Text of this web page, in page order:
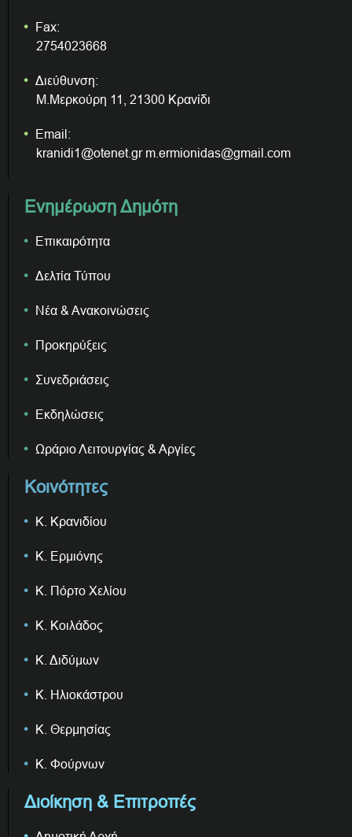
Fax:
2754023668
Διεύθυνση:
Μ.Μερκούρη 11, 21300 Κρανίδι
Email:
kranidi1@otenet.gr m.ermionidas@gmail.com
Ενημέρωση Δημότη
Επικαιρότητα
Δελτία Τύπου
Νέα & Ανακοινώσεις
Προκηρύξεις
Συνεδριάσεις
Εκδηλώσεις
Ωράριο Λειτουργίας & Αργίες
Κοινότητες
Κ. Κρανιδίου
Κ. Ερμιόνης
Κ. Πόρτο Χελίου
Κ. Κοιλάδος
Κ. Διδύμων
Κ. Ηλιοκάστρου
Κ. Θερμησίας
Κ. Φούρνων
Διοίκηση & Επιτροπές